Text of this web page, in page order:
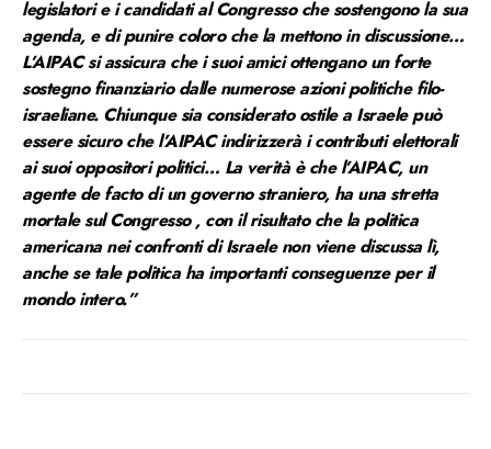
legislatori e i candidati al Congresso che sostengono la sua
agenda, e di punire coloro che la mettono in discussione…
L’AIPAC si assicura che i suoi amici ottengano un forte
sostegno finanziario dalle numerose azioni politiche filo-
israeliane. Chiunque sia considerato ostile a Israele può
essere sicuro che l’AIPAC indirizzerà i contributi elettorali
ai suoi oppositori politici… La verità è che l’AIPAC, un
agente de facto di un governo straniero, ha una stretta
mortale sul Congresso , con il risultato che la politica
americana nei confronti di Israele non viene discussa lì,
anche se tale politica ha importanti conseguenze per il
mondo intero.”